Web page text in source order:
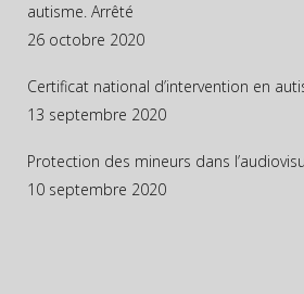
autisme. Arrêté
26 octobre 2020
Certificat national d’intervention en
13 septembre 2020
Protection des mineurs dans
10 septembre 2020